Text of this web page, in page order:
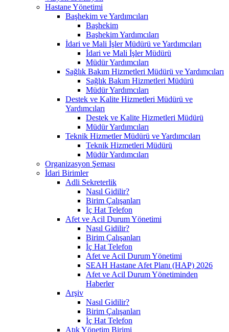
Hastane Yönetimi
Başhekim ve Yardımcıları
Başhekim
Başhekim Yardımcıları
İdari ve Mali İşler Müdürü ve Yardımcıları
İdari ve Mali İşler Müdürü
Müdür Yardımcıları
Sağlık Bakım Hizmetleri Müdürü ve Yardımcıları
Sağlık Bakım Hizmetleri Müdürü
Müdür Yardımcıları
Destek ve Kalite Hizmetleri Müdürü ve
Yardımcıları
Destek ve Kalite Hizmetleri Müdürü
Müdür Yardımcıları
Teknik Hizmetler Müdürü ve Yardımcıları
Teknik Hizmetleri Müdürü
Müdür Yardımcıları
Organizasyon Şeması
İdari Birimler
Adli Sekreterlik
Nasıl Gidilir?
Birim Çalışanları
İç Hat Telefon
Afet ve Acil Durum Yönetimi
Nasıl Gidilir?
Birim Çalışanları
İç Hat Telefon
Afet ve Acil Durum Yönetimi
SEAH Hastane Afet Planı (HAP) 2026
Afet ve Acil Durum Yönetiminden
Haberler
Arşiv
Nasıl Gidilir?
Birim Çalışanları
İç Hat Telefon
Atık Yönetim Birimi